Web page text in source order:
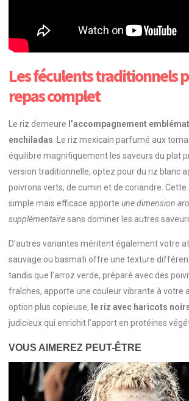
Les féculents traditionnels
repas complet
Le riz demeure l’accompagnement
enchiladas . Le riz mexicain parfumé aux
équilibre magnifiquement les saveurs du plat
version traditionnelle, optez pour du riz blanc
poivrons verts, de cumin et de coriandre.
simple mais efficace apporte une dimension
supplémentairesans dominer les autres
D’autres variantes méritent également votre
sauvage ou basmati offre une texture
tandis que l’arroz verde, préparé avec des
fraîches, apporte une couleur vibrante à votre
option plus copieuse, le riz avec haricots
judicieux qui enrichit l’apport en protéines